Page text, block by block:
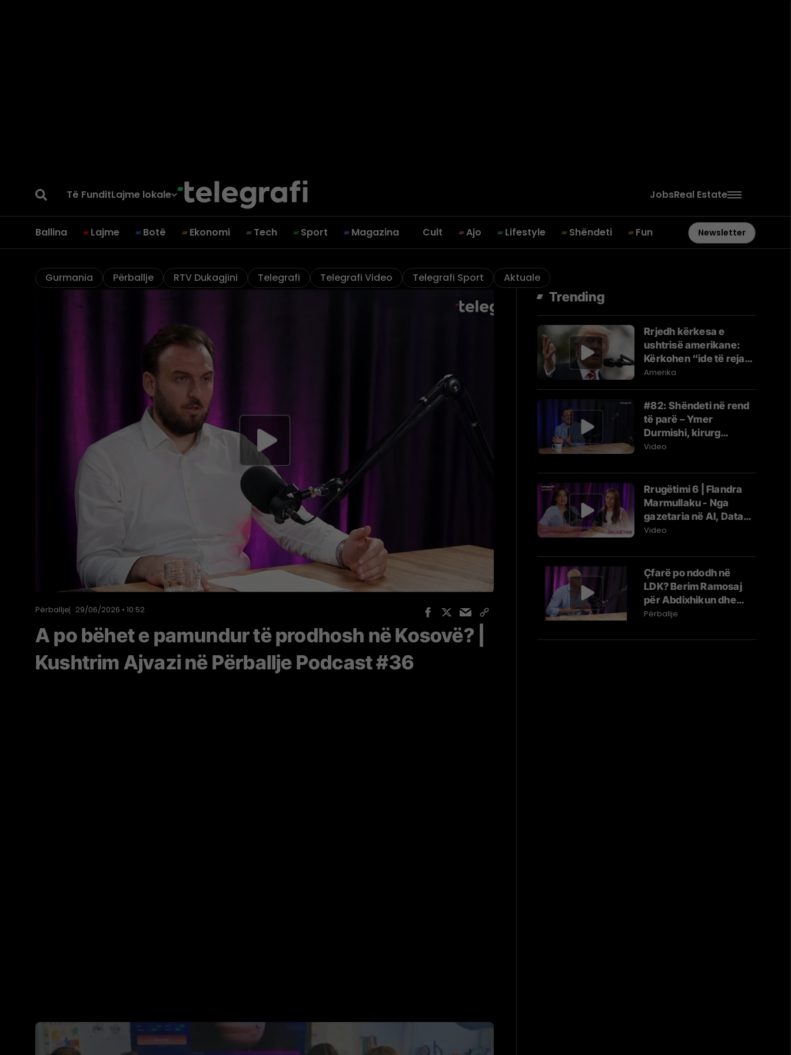
Të FunditLajme lokale JobsReal Estate
Ballina Lajme Botë Ekonomi Tech Sport Magazina Cult Ajo Lifestyle Shëndeti Fun Newsletter
Gurmania Përballje RTV Dukagjini Telegrafi Telegrafi Video Telegrafi Sport Aktuale
Përballje 29/06/2026 • 10:52
A po bëhet e pamundur të prodhosh në Kosovë? |
Kushtrim Ajvazi në Përballje Podcast #36
Trending
Rrjedh kërkesa e
ushtrisë amerikane:
Kërkohen “ide të reja
dhe jokonvencionale”
Amerika
#82: Shëndeti në rend
të parë – Ymer
Durmishi, kirurg
abdominal
Video
Rrugëtimi 6 | Flandra
Marmullaku - Nga
gazetaria në AI, Data4x
dhe ICT Women of the
Video
Çfarë po ndodh në
LDK? Berim Ramosaj
për Abdixhikun dhe
përplasjet në parti |
Përballje